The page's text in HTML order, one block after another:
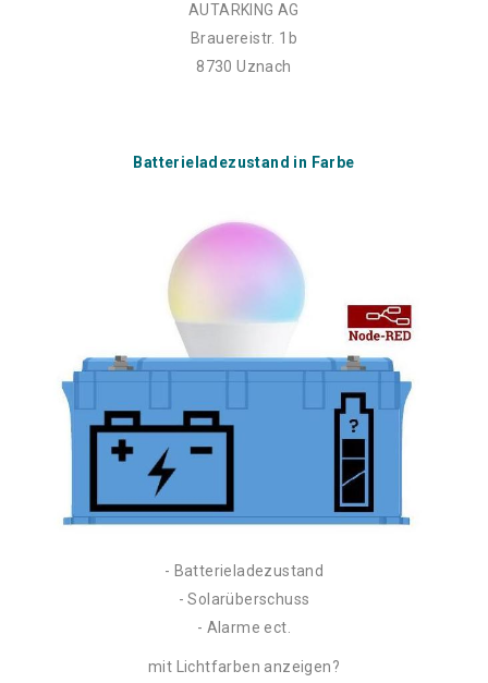
AUTARKING AG
Brauereistr. 1b
8730 Uznach
Batterieladezustand in Farbe
- Batterieladezustand
- Solarüberschuss
- Alarme ect.
mit Lichtfarben anzeigen?